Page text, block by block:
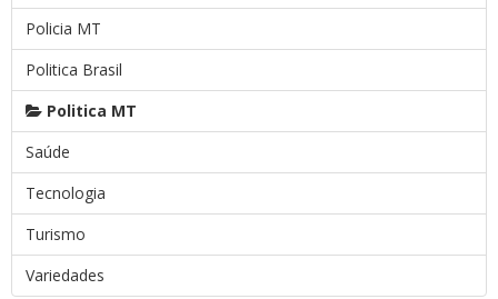
Policia MT
Politica Brasil
Politica MT
Saúde
Tecnologia
Turismo
Variedades